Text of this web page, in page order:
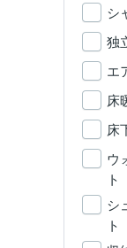
シ
独
エ
床
床
ウ
ト
シ
ト